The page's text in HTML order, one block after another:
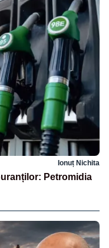
Ionuț Nichita
Petromidia